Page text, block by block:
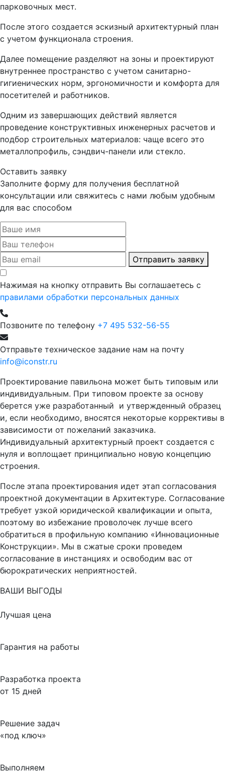
парковочных мест.
После этого создается эскизный архитектурный план
с учетом функционала строения.
Далее помещение разделяют на зоны и проектируют
внутреннее пространство с учетом санитарно-
гигиенических норм, эргономичности и комфорта для
посетителей и работников.
Одним из завершающих действий является
проведение конструктивных инженерных расчетов и
подбор строительных материалов: чаще всего это
металлопрофиль, сэндвич-панели или стекло.
Оставить заявку
Заполните форму для получения бесплатной
консультации или свяжитесь с нами любым удобным
для вас способом
Отправить заявку
Нажимая на кнопку отправить Вы соглашаетесь с
правилами обработки персональных данных
Позвоните по телефону +7 495 532-56-55
Отправьте техническое задание нам на почту
info@iconstr.ru
Проектирование павильона может быть типовым или
индивидуальным. При типовом проекте за основу
берется уже разработанный и утвержденный образец
и, если необходимо, вносятся некоторые коррективы в
зависимости от пожеланий заказчика.
Индивидуальный архитектурный проект создается с
нуля и воплощает принципиально новую концепцию
строения.
После этапа проектирования идет этап согласования
проектной документации в Архитектуре. Согласование
требует узкой юридической квалификации и опыта,
поэтому во избежание проволочек лучше всего
обратиться в профильную компанию «Инновационные
Конструкции». Мы в сжатые сроки проведем
согласование в инстанциях и освободим вас от
бюрократических неприятностей.
ВАШИ ВЫГОДЫ
Лучшая цена
Гарантия на работы
Разработка проекта
от 15 дней
Решение задач
«под ключ»
Выполняем